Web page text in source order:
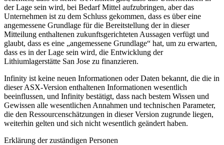
der Lage sein wird, bei Bedarf Mittel aufzubringen, aber das
Unternehmen ist zu dem Schluss gekommen, dass es über eine
angemessene Grundlage für die Bereitstellung der in dieser
Mitteilung enthaltenen zukunftsgerichteten Aussagen verfügt und
glaubt, dass es eine „angemessene Grundlage“ hat, um zu erwarten,
dass es in der Lage sein wird, die Entwicklung der
Lithiumlagerstätte San Jose zu finanzieren.
Infinity ist keine neuen Informationen oder Daten bekannt, die die in
dieser ASX-Version enthaltenen Informationen wesentlich
beeinflussen, und Infinity bestätigt, dass nach bestem Wissen und
Gewissen alle wesentlichen Annahmen und technischen Parameter,
die den Ressourcenschätzungen in dieser Version zugrunde liegen,
weiterhin gelten und sich nicht wesentlich geändert haben.
Erklärung der zuständigen Personen